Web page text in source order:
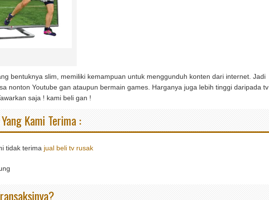
bentuknya slim, memiliki kemampuan untuk menggunduh konten dari internet. Jadi
nonton Youtube gan ataupun bermain games. Harganya juga lebih tinggi daripada tv
saja ! kami beli gan !
Kami Terima :
tidak terima jual beli tv rusak